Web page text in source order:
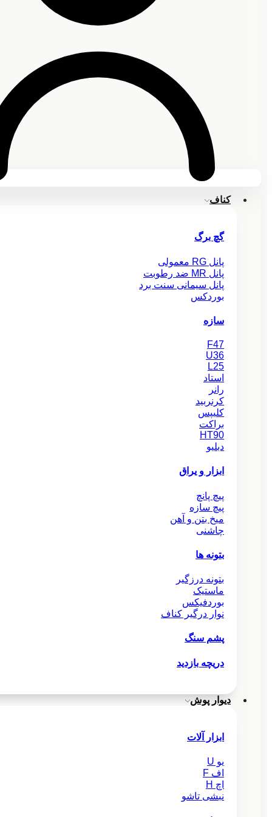
کناف
گچ برگ
پانل RG معمولی
پانل MR ضد رطوبت
پانل سیمانی سنت برد
بوردکس
سازه
F47
U36
L25
استاد
رانر
کرنربید
کلیپس
براکت
HT90
دبلیو
ابزار و یراق
پیچ پانچ
پیچ سازه
میخ بتن و آهن
چاشنی
بتونه ها
بتونه درزگیر
ماستیک
بوردفیکس
نوار درگیر کناف
پشم سنگ
دریچه بازدید
دیوار پوش
ابزار آلات
یو U
اف F
اچ H
نبشی تاشو